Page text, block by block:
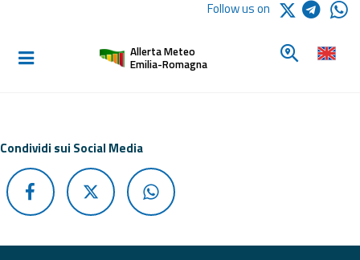
Informed and
Alerts and
Bulletins
Weather
Alerts and
Follow us on
Allerta Meteo
Emilia-Romagna
Look for a
Condividi sui Social Media